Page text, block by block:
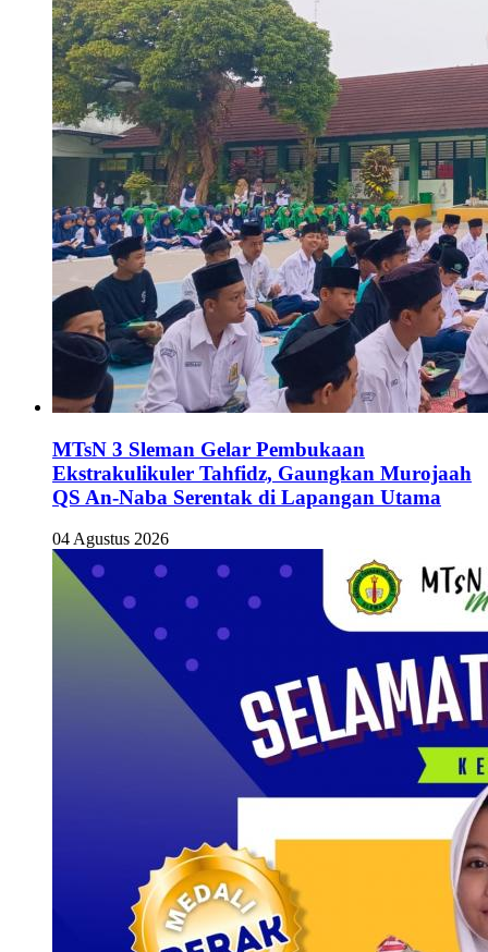
MTsN 3 Sleman Gelar Pembukaan
Ekstrakulikuler Tahfidz, Gaungkan Murojaah
QS An-Naba Serentak di Lapangan Utama
04 Agustus 2026